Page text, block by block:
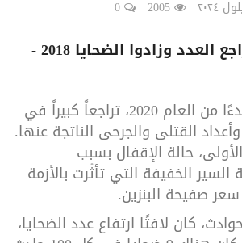
2005
0
حوادث السير تراجع العدد وزادوا الضحايا 2018 -
يسجّل في لبنان بدءًا من العام 2020، تراجعاً كبيراً في
القتلى والجرحى الناتجة عنها.
حالة الإقفال بسبب
وحركة السير الخفيفة التي تأثّرت بالأزمة
صفيحة البنزين.
كان لافتًا ارتفاع عدد الضحايا،